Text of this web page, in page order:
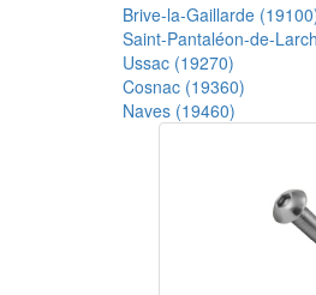
Brive-la-Gaillarde
Saint-Pantaléon-de-
Ussac (19270)
Cosnac (19360)
Naves (19460)